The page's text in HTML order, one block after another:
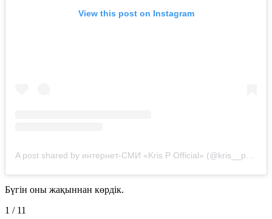
View this post on Instagram
Бүгін оны жақыннан көрдік.
1 / 11